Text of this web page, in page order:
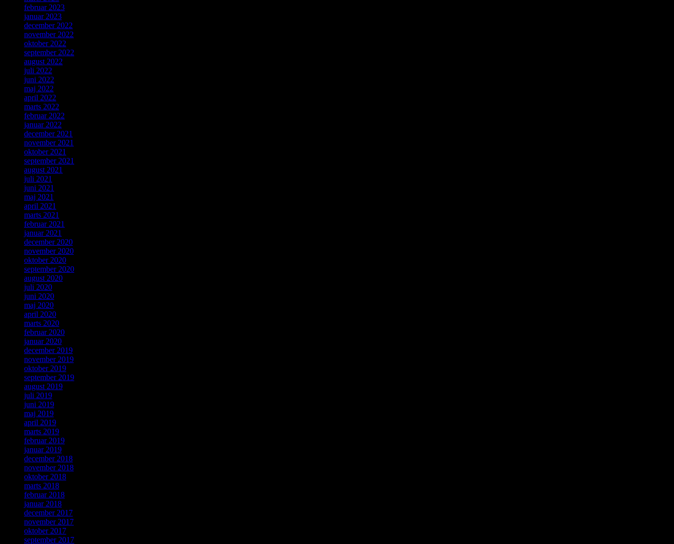
februar 2023
januar 2023
december 2022
november 2022
oktober 2022
september 2022
august 2022
juli 2022
juni 2022
maj 2022
april 2022
marts 2022
februar 2022
januar 2022
december 2021
november 2021
oktober 2021
september 2021
august 2021
juli 2021
juni 2021
maj 2021
april 2021
marts 2021
februar 2021
januar 2021
december 2020
november 2020
oktober 2020
september 2020
august 2020
juli 2020
juni 2020
maj 2020
april 2020
marts 2020
februar 2020
januar 2020
december 2019
november 2019
oktober 2019
september 2019
august 2019
juli 2019
juni 2019
maj 2019
april 2019
marts 2019
februar 2019
januar 2019
december 2018
november 2018
oktober 2018
marts 2018
februar 2018
januar 2018
december 2017
november 2017
oktober 2017
september 2017